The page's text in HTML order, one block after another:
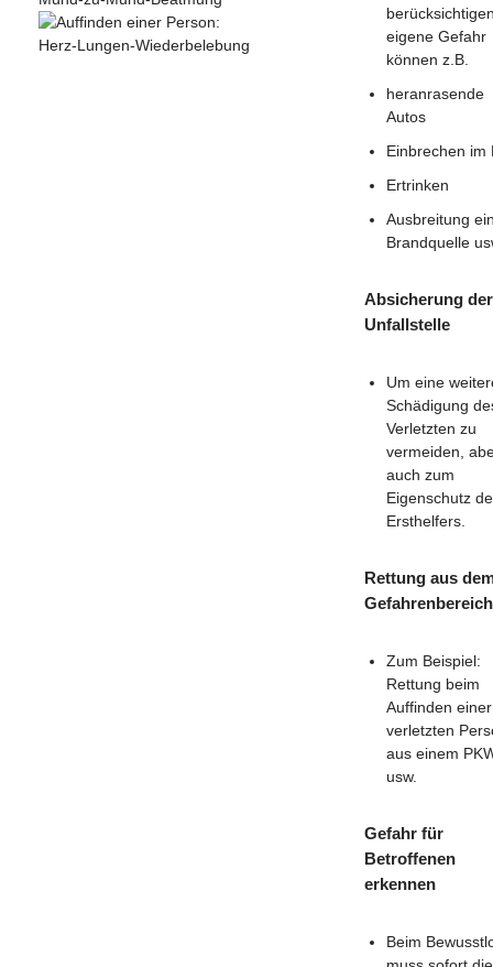
eigene Gefahr
können z.B.
heranrasende
Autos
Einbrechen im
Ertrinken
Ausbreitung
Brandquelle
Absicherung der
Unfallstelle
Um eine
Schädigung
Verletzten zu
vermeiden,
auch zum
Eigenschutz
Ersthelfers.
Rettung aus
Gefahrenbereich
Zum Beispiel:
Rettung beim
Auffinden einer
verletzten
aus einem
usw.
Gefahr für
Betroffenen
erkennen
Beim